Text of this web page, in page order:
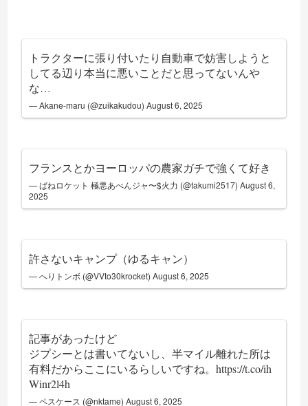
トラクターに張り付いたり自動車で妨害しようと
してる辺り本当に悪いことだと思ってないんや
な…
— Akane-maru (@zuikakudou)August 6, 2025
フランスとかヨーロッパの農家ガチで強くて好き
— ばねロケット 極悪あべんジャ〜$火力 (@takumi2517)August 6,
2025
許さないキャンプ（ゆるキャン）
— へりトンボ (@VVto30krocket)August 6, 2025
記事があったけど
ジプシーとは書いてないし、半マイル離れた所は
有料だからここにいるらしいですね。https://t.co/ih
Winr2l4h
— ペスケース (@nktame)August 6, 2025